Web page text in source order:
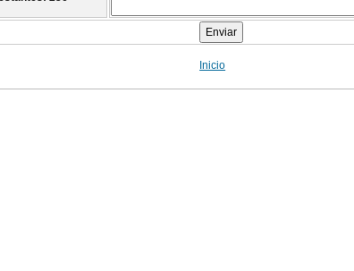
Inicio